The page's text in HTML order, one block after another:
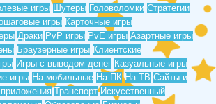
игры Шутеры Головоломки Стратегии
игры Карточные игры
Драки PvP игры PvE игры Азартные игры
Браузерные игры Клиентские
Игры с выводом денег Казуальные игры
игры На мобильные На ПК На ТВ Сайты и
Транспорт Искусственный